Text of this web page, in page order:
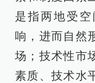
是指两地受
响，进而自然
场；技术性市
素质、技术水